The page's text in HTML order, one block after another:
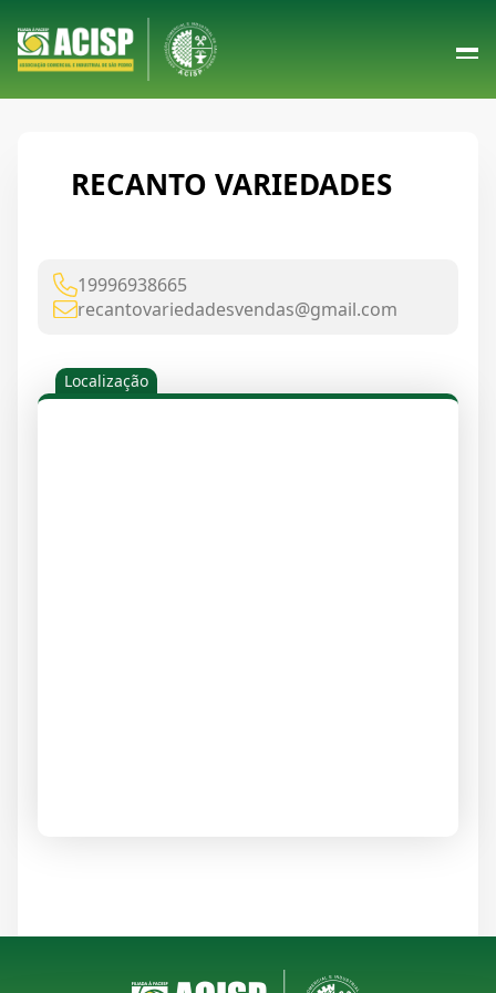
RECANTO VARIEDADES
19996938665
recantovariedadesvendas@gmail.com